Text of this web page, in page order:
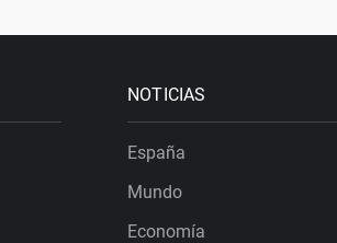
NOTICIAS
España
Mundo
Economía